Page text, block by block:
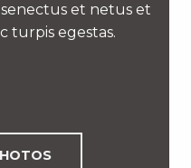
et netus et
turpis egestas.